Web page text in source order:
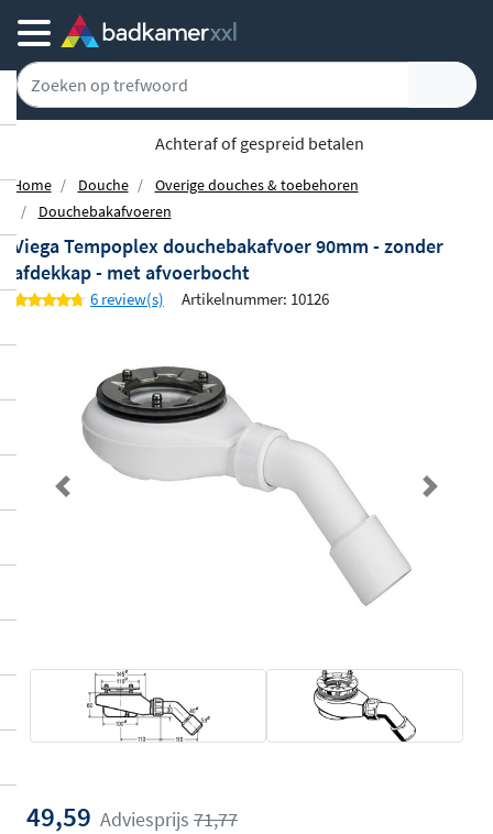
Achteraf of gespreid betalen
Home Douche
Overige douches & toebehoren
Douchebakafvoeren
Viega Tempoplex douchebakafvoer 90mm - zonder
afdekkap - met afvoerbocht
6 review(s) Artikelnummer: 10126
Previous Next
49,59 Adviesprijs 71,77